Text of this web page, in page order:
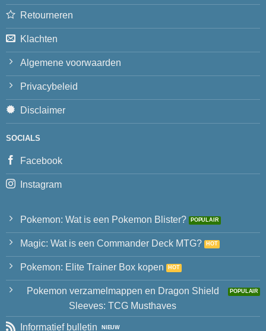
Retourneren
Klachten
Algemene voorwaarden
Privacybeleid
Disclaimer
SOCIALS
Facebook
Instagram
Pokemon: Wat is een Pokemon Blister?
Magic: Wat is een Commander Deck MTG?
Pokemon: Elite Trainer Box kopen
Pokemon verzamelmappen en Dragon Shield
Sleeves: TCG Musthaves
Informatief bulletin